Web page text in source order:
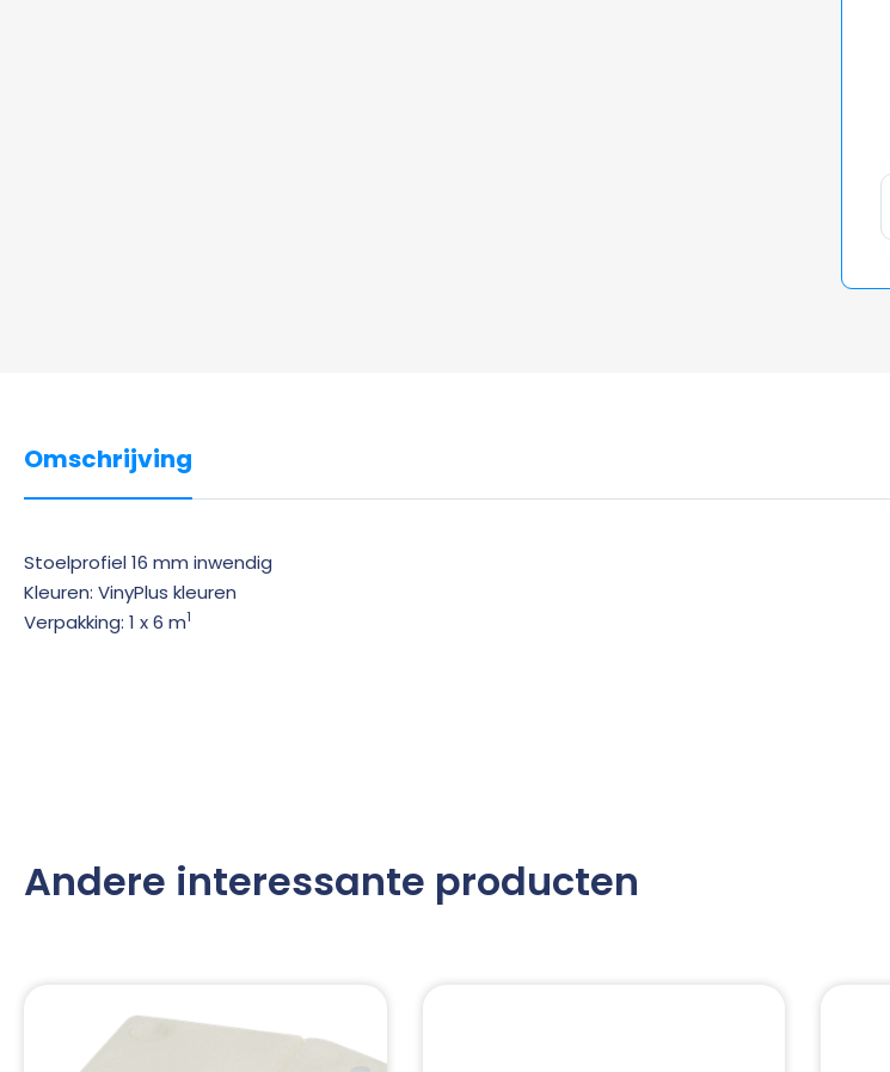
Omschrijving
Stoelprofiel 16 mm inwendig
Kleuren: VinyPlus kleuren
Verpakking: 1 x 6 m1
Andere interessante producten